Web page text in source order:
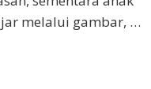
melalui gambar, …